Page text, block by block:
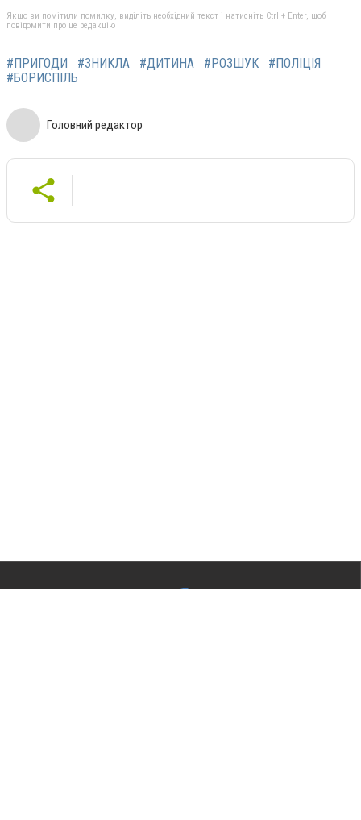
Якщо ви помітили помилку, виділіть необхідний текст і натисніть Ctrl + Enter, щоб
повідомити про це редакцію
#ПРИГОДИ #ЗНИКЛА #ДИТИНА #РОЗШУК
#ПОЛІЦІЯ
#БОРИСПІЛЬ
Головний редактор